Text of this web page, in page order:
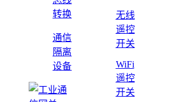
转换
通信
隔离
设备
无线
遥控
开关
WiFi
遥控
开关